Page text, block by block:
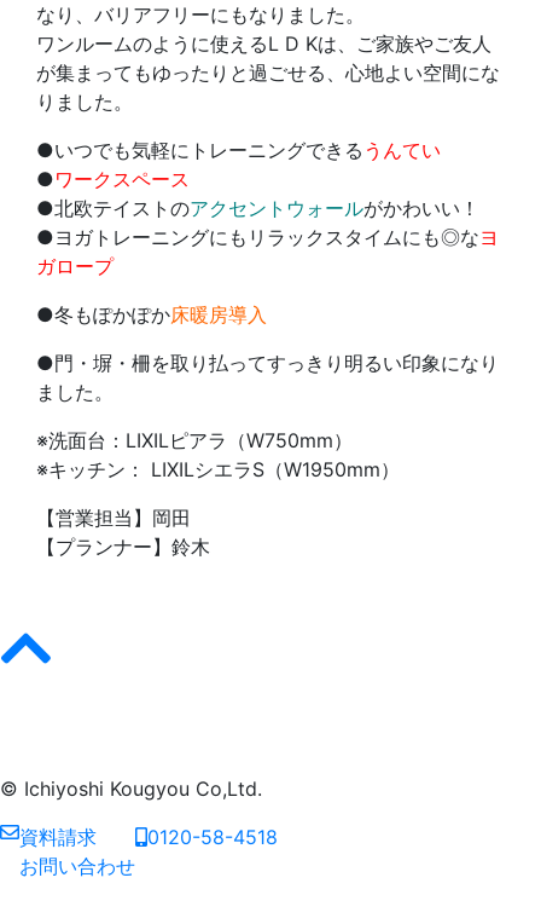
なり、バリアフリーにもなりました。
ワンルームのように使えるL D Kは、ご家族やご友人
が集まってもゆったりと過ごせる、心地よい空間にな
りました。
●いつでも気軽にトレーニングできる うんてい
●ワークスペース
●北欧テイストのアクセントウォールがかわいい！
●ヨガトレーニングにもリラックスタイムにも◎なヨ
ガロープ
●冬もぽかぽか床暖房導入
●門・塀・柵を取り払ってすっきり明るい印象になり
ました。
※洗面台：LIXILピアラ（W750mm）
※キッチン： LIXILシエラS（W1950mm）
【営業担当】岡田
【プランナー】鈴木
© Ichiyoshi Kougyou Co,Ltd.
資料請求
お問い合わせ
0120-58-4518